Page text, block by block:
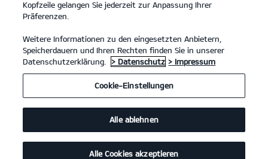
Kia EV4 81.4-kWh-Batterie, FWD GT-Line(Strom/Reduktionsgetriebe);
150 kW (204 PS): Stromverbrauch kombiniert 15,8 kWh/100 km; CO₂-
Emissionen kombiniert 0 g/km; CO₂-Klasse A. Bis zu 584 km Reichweite.
Neue Förderung für Kia EV-Modelle ab 2026.
Kopfzeile gelangen Sie jederzeit zur Anpassung Ihrer
Präferenzen.
Weitere Informationen zu den eingesetzten Anbietern,
Speicherdauern und Ihren Rechten finden Sie in unserer
Datenschutzerklärung.
> Datenschutz > Impressum
Cookie-Einstellungen
Alle ablehnen
Alle Cookies akzeptieren